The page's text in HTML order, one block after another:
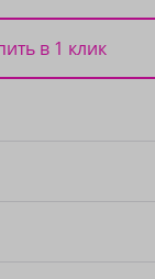
в 1 клик